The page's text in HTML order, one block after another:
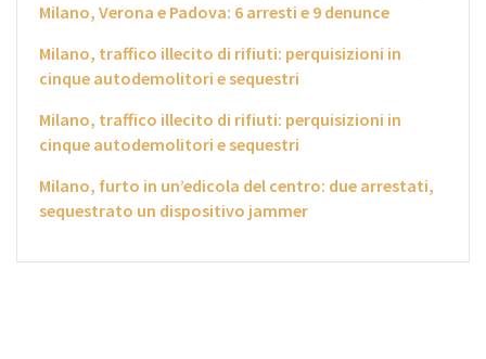
Milano, Verona e Padova: 6 arresti e 9 denunce
Milano, traffico illecito di rifiuti: perquisizioni in
cinque autodemolitori e sequestri
Milano, traffico illecito di rifiuti: perquisizioni in
cinque autodemolitori e sequestri
Milano, furto in un’edicola del centro: due arrestati,
sequestrato un dispositivo jammer